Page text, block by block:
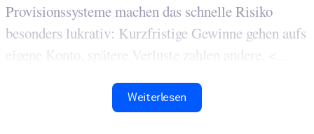
Provisionssysteme machen das schnelle Risiko
besonders lukrativ: Kurzfristige Gewinne gehen aufs
eigene Konto, spätere Verluste zahlen andere. <...
Weiterlesen